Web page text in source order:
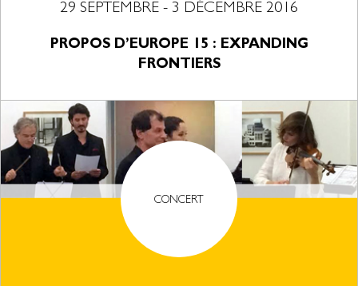
29 SEPTEMBRE - 3 DÉCEMBRE 2016
PROPOS D’EUROPE 15 : EXPANDING
FRONTIERS
CONCERT